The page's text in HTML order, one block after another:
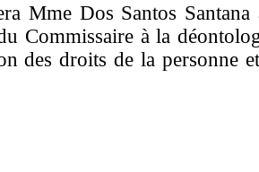
Mme Dos Santos Santana
Commissaire à la
des droits de la personne